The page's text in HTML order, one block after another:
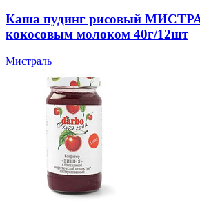
Каша пудинг рисовый
кокосовым молоком 40г/12шт
Мистраль